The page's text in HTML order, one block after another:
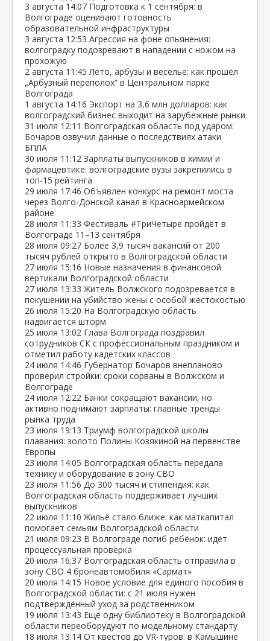
3 августа 14:07 Подготовка к 1 сентября: в
Волгограде оценивают готовность
образовательной инфраструктуры
3 августа 12:53 Агрессия на фоне опьянения:
волгоградку подозревают в нападении с ножом на
прохожую
2 августа 11:45 Лето, арбузы и веселье: как прошёл
„Арбузный переполох“ в Центральном парке
Волгограда
1 августа 14:16 Экспорт на 3,6 млн долларов: как
волгоградский бизнес выходит на зарубежные рынки
31 июля 12:11 Волгоградская область под ударом:
Бочаров озвучил данные о последствиях атаки
БПЛА
30 июля 11:12 Зарплаты выпускников в химии и
фармацевтике: волгоградские вузы закрепились в
топ‑15 рейтинга
29 июля 17:46 Объявлен конкурс на ремонт моста
через Волго‑Донской канал в Красноармейском
районе
28 июля 11:33 Фестиваль #ТриЧетыре пройдёт в
Волгограде 11–13 сентября
28 июля 09:27 Более 3,9 тысяч вакансий от 200
тысяч рублей открыто в Волгоградской области
27 июля 15:16 Новые назначения в финансовой
вертикали Волгоградской области
27 июля 13:33 Житель Волжского подозревается в
покушении на убийство жены с особой жестокостью
26 июля 15:20 На Волгоградскую область
надвигается шторм
25 июля 13:02 Глава Волгограда поздравил
сотрудников СК с профессиональным праздником и
отметил работу кадетских классов
24 июля 14:46 Губернатор Бочаров внепланово
проверил стройки: сроки сорваны в Волжском и
Волгограде
24 июля 12:22 Банки сокращают вакансии, но
активно поднимают зарплаты: главные тренды
рынка труда
23 июля 19:13 Триумф волгоградской школы
плавания: золото Полины Козякиной на первенстве
Европы
23 июля 14:05 Волгоградская область передала
технику и оборудование в зону СВО
23 июля 11:56 До 300 тысяч и стипендия: как
Волгоградская область поддерживает лучших
выпускников
22 июля 11:10 Жильё стало ближе: как маткапитал
помогает семьям Волгоградской области
21 июля 09:23 В Волгограде погиб ребёнок: идёт
процессуальная проверка
20 июля 16:37 Волгоградская область отправила в
зону СВО 4 бронеавтомобиля «Сармат»
20 июля 14:15 Новое условие для единого пособия в
Волгоградской области: с 21 июля нужен
подтверждённый уход за родственником
19 июля 13:43 Ещё одну библиотеку в Волгоградской
области переоборудуют по модельному стандарту
18 июля 13:14 От квестов до VR‑туров: в Камышине